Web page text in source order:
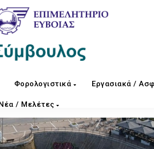
Φορολογιστικά Εργασιακά /
Νέα / Μελέτες